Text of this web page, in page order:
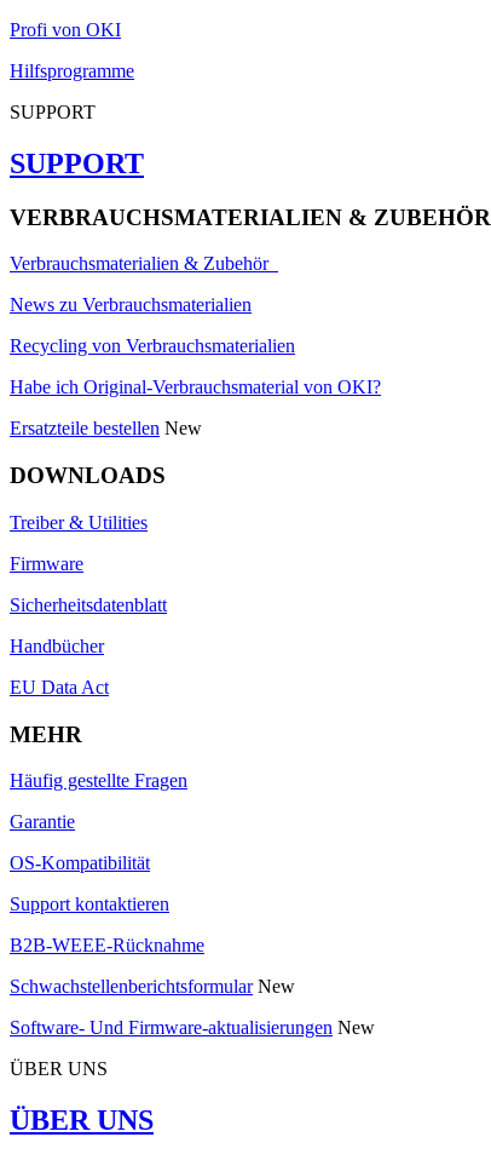
Profi von OKI
Hilfsprogramme
SUPPORT
SUPPORT
VERBRAUCHSMATERIALIEN & ZUBEHÖR
Verbrauchsmaterialien & Zubehör
News zu Verbrauchsmaterialien
Recycling von Verbrauchsmaterialien
Habe ich Original-Verbrauchsmaterial von OKI?
Ersatzteile bestellen New
DOWNLOADS
Treiber & Utilities
Firmware
Sicherheitsdatenblatt
Handbücher
EU Data Act
MEHR
Häufig gestellte Fragen
Garantie
OS-Kompatibilität
Support kontaktieren
B2B-WEEE-Rücknahme
Schwachstellenberichtsformular New
Software- Und Firmware-aktualisierungen New
ÜBER UNS
ÜBER UNS